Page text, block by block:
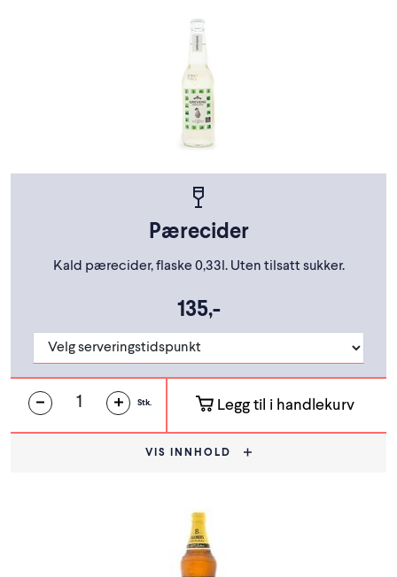
Pærecider
Kald pærecider, flaske 0,33l. Uten tilsatt sukker.
135,-
Stk. Legg til i handlekurv
VIS INNHOLD